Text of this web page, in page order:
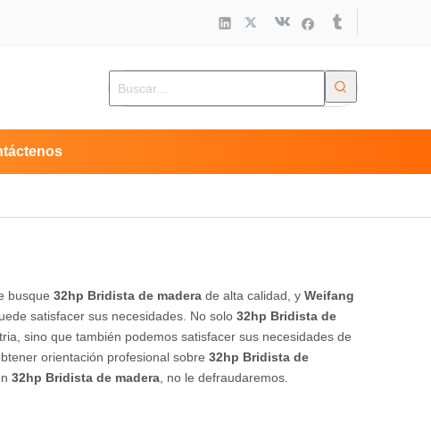
busque 32hp Bridista de madera de alta calidad, y Weifang
satisfacer sus necesidades. No solo 32hp Bridista de
sino que también podemos satisfacer sus necesidades de
orientación profesional sobre 32hp Bridista de
32hp Bridista de madera , no le defraudaremos.